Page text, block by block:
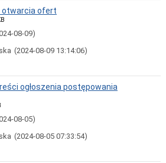
otwarcia ofert
08-09)
(2024-08-09 13:14:06)
ogłoszenia postępowania
08-05)
(2024-08-05 07:33:54)